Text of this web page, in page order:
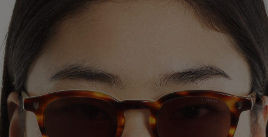
Iconics
The Edie bag
New In
MK x Indosole